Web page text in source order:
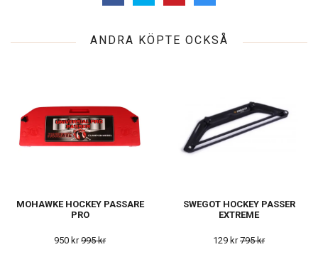
ANDRA KÖPTE OCKSÅ
MOHAWKE HOCKEY PASSARE
PRO
950 kr995 kr
SWEGOT HOCKEY PASSER
EXTREME
129 kr795 kr